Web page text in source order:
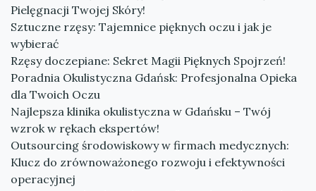
Pielęgnacji Twojej Skóry!
Sztuczne rzęsy: Tajemnice pięknych oczu i jak je
wybierać
Rzęsy doczepiane: Sekret Magii Pięknych Spojrzeń!
Poradnia Okulistyczna Gdańsk: Profesjonalna Opieka
dla Twoich Oczu
Najlepsza klinika okulistyczna w Gdańsku – Twój
wzrok w rękach ekspertów!
Outsourcing środowiskowy w firmach medycznych:
Klucz do zrównoważonego rozwoju i efektywności
operacyjnej